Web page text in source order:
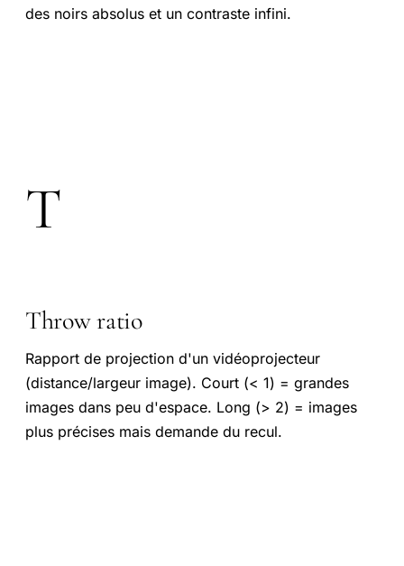
des noirs absolus et un contraste infini.
T
Throw ratio
Rapport de projection d'un vidéoprojecteur
(distance/largeur image). Court (< 1) = grandes
images dans peu d'espace. Long (> 2) = images
plus précises mais demande du recul.